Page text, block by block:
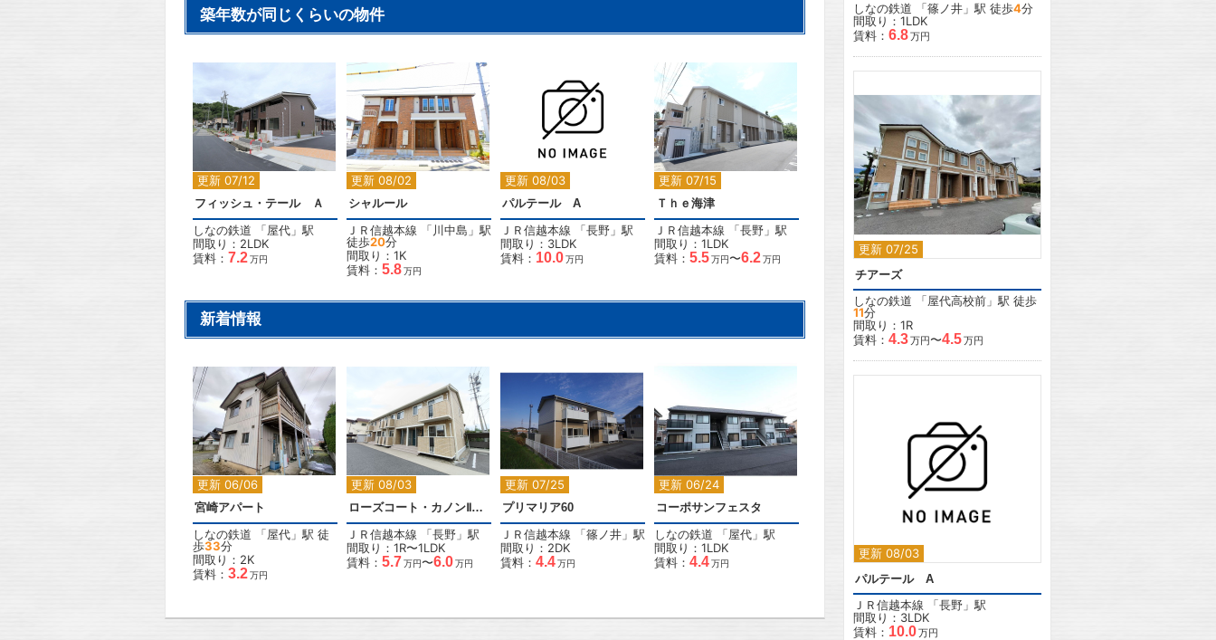
築年数が同じくらいの物件
更新 07/12
2
フィッシュ・テール Ａ
しなの鉄道 「屋代 」駅
間取り：2LDK
賃料： 7.2万円
更新 08/02
2
シャルール
ＪＲ信越本線 「川中島 」駅
徒歩20分
間取り：1K
賃料： 5.8万円
更新 08/03
2
パルテール A
ＪＲ信越本線 「長野 」駅
間取り：3LDK
賃料： 10.0万円
更新 07/15
2 2
Ｔｈｅ海津
ＪＲ信越本線 「長野 」駅
間取り：1LDK
賃料： 5.5万円〜6.2万円
新着情報
更新 06/06
2
宮崎アパート
しなの鉄道 「屋代 」駅 徒
歩33分
間取り：2K
賃料： 3.2万円
更新 08/03
2 2
ローズコート・カノンⅡ Ｂ棟
ＪＲ信越本線 「長野 」駅
間取り：1R〜1LDK
賃料： 5.7万円〜6.0万円
更新 07/25
2
プリマリア60
ＪＲ信越本線 「篠ノ井 」駅
間取り：2DK
賃料： 4.4万円
更新 06/24
2
コーポサンフェスタ
しなの鉄道 「屋代 」駅
間取り：1LDK
賃料： 4.4万円
しなの鉄道 「篠ノ井 」駅 徒歩4分
間取り：1LDK
賃料： 6.8万円
更新 07/25
2
チアーズ
しなの鉄道 「屋代高校前 」駅 徒歩
11分
間取り：1R
賃料： 4.3万円〜4.5万円
更新 08/03
パルテール A
ＪＲ信越本線 「長野 」駅
間取り：3LDK
賃料： 10.0万円